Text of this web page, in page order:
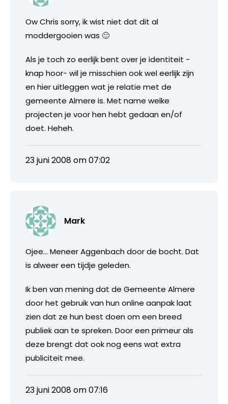
Ow Chris sorry, ik wist niet dat dit al
moddergooien was 🙂
Als je toch zo eerlijk bent over je identiteit -
knap hoor- wil je misschien ook wel eerlijk zijn
en hier uitleggen wat je relatie met de
gemeente Almere is. Met name welke
projecten je voor hen hebt gedaan en/of
doet. Heheh.
23 juni 2008 om 07:02
Mark
Ojee… Meneer Aggenbach door de bocht. Dat
is alweer een tijdje geleden.
Ik ben van mening dat de Gemeente Almere
door het gebruik van hun online aanpak laat
zien dat ze hun best doen om een breed
publiek aan te spreken. Door een primeur als
deze brengt dat ook nog eens wat extra
publiciteit mee.
23 juni 2008 om 07:16